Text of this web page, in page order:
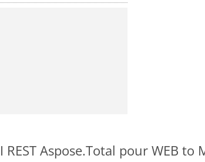
Aspose.Total pour WEB to